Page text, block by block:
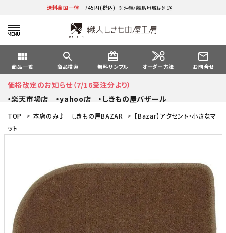
送料全国一律 745円(税込) ※沖縄・離島地域は別途
view_module
商品一覧
search
商品検索
card_giftcard
無料サンプル オーダー方法
mail_outline
お問合せ
価格改定のお知らせ（7/16受注分より）
・楽天市場店
・yahoo店 ・しきもの屋バザール
TOP > 本店のみ♪ しきもの屋BAZAR > 【Bazar】アクセント・小さなマ
ット